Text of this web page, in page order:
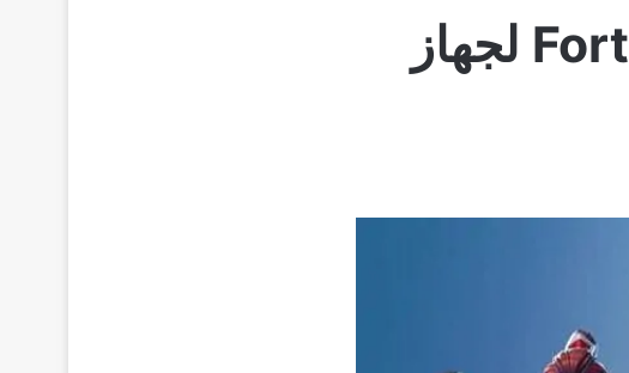
رسميا، لعبة فورت نايت Fortnite لجهاز